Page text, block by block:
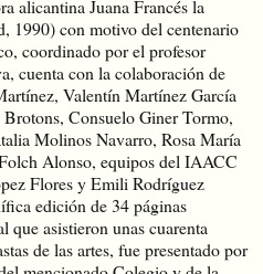
alicantina Juana Francés la
1990) con motivo del centenario
coordinado por el profesor
cuenta con la colaboración de
Valentín Martínez García
Consuelo Giner Tormo,
Molinos Navarro, Rosa María
Alonso, equipos del IAACC
Flores y Emili Rodríguez
edición de 34 páginas
que asistieron unas cuarenta
de las artes, fue presentado por